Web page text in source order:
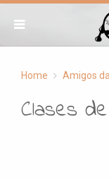
Home Amigos
Clases